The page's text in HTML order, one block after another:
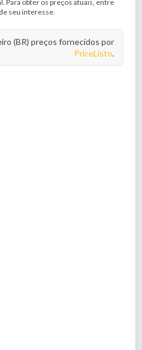
Para obter os preços atuais, entre
seu interesse.
(BR) preços fornecidos por
PriceListo.